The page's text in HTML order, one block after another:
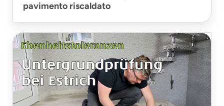
pavimento riscaldato